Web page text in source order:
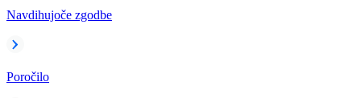
Navdihujoče zgodbe
Poročilo